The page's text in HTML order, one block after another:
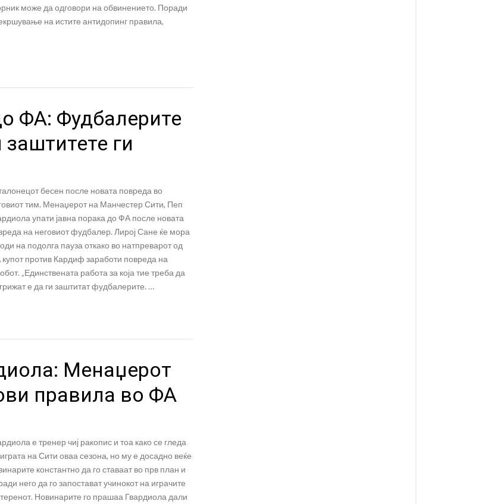
може да одговори на обвинението. Поради
на истите антидопинг правила,
ФА: Фудбалерите
ги
бесен после новата повреда во
тим. Менаџерот на Манчестер Сити, Пеп
упати јавна порака до ФА после новата
на неговиот фудбалер. Лирој Сане ќе мора
на подолга пауза откако во натпреварот од
против Кардиф заработи повреда на
„Единствената работа за која тие треба да
е да ги заштитат фудбалерите. …
Менаџерот
правила во ФА
е тренер чиј ракопис и тоа како се гледа
на Сити оваа сезона, но му е досадно веќе
константно да го ставаат во прв план и
него да го запостават учинокот на играчите
Новинарите го прашаа Гвардиола дали